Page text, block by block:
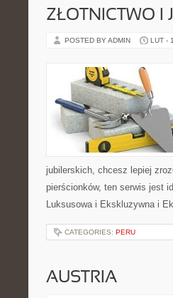
ZŁOTNICTWO I
POSTED BY ADMIN LUT -
jubilerskich, chcesz lepiej
pierścionków, ten serwis jest
Luksusowa i Ekskluzywna i
CATEGORIES: PERU
AUSTRIA